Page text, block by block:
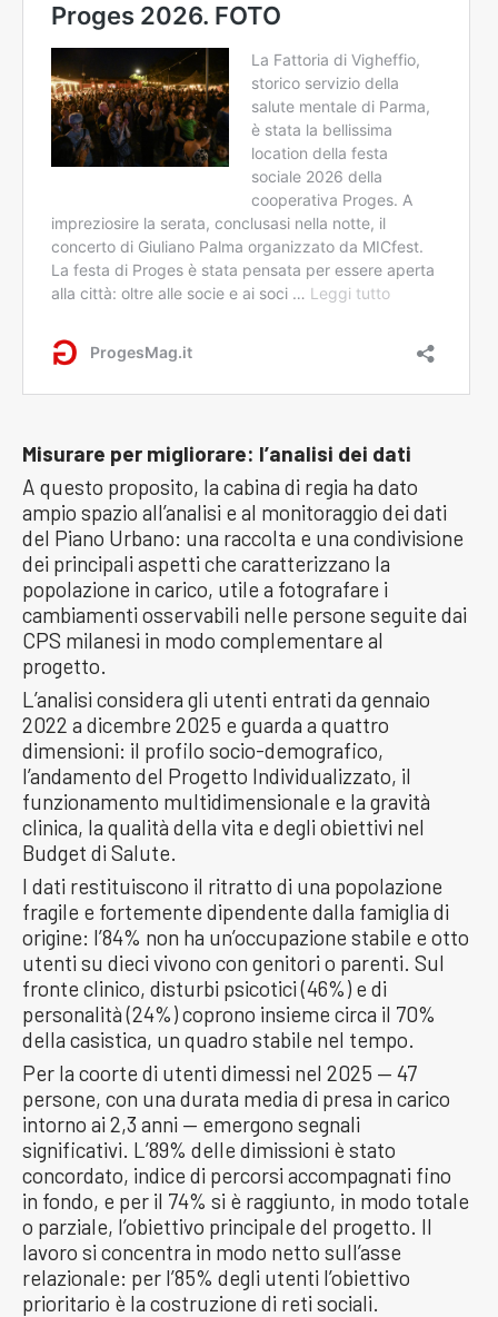
Misurare per migliorare: l’analisi dei dati
A questo proposito, la cabina di regia ha dato
ampio spazio all’analisi e al monitoraggio dei dati
del Piano Urbano: una raccolta e una condivisione
dei principali aspetti che caratterizzano la
popolazione in carico, utile a fotografare i
cambiamenti osservabili nelle persone seguite dai
CPS milanesi in modo complementare al
progetto.
L’analisi considera gli utenti entrati da gennaio
2022 a dicembre 2025 e guarda a quattro
dimensioni: il profilo socio-demografico,
l’andamento del Progetto Individualizzato, il
funzionamento multidimensionale e la gravità
clinica, la qualità della vita e degli obiettivi nel
Budget di Salute.
I dati restituiscono il ritratto di una popolazione
fragile e fortemente dipendente dalla famiglia di
origine: l’84% non ha un’occupazione stabile e otto
utenti su dieci vivono con genitori o parenti. Sul
fronte clinico, disturbi psicotici (46%) e di
personalità (24%) coprono insieme circa il 70%
della casistica, un quadro stabile nel tempo.
Per la coorte di utenti dimessi nel 2025 — 47
persone, con una durata media di presa in carico
intorno ai 2,3 anni — emergono segnali
significativi. L’89% delle dimissioni è stato
concordato, indice di percorsi accompagnati fino
in fondo, e per il 74% si è raggiunto, in modo totale
o parziale, l’obiettivo principale del progetto. Il
lavoro si concentra in modo netto sull’asse
relazionale: per l’85% degli utenti l’obiettivo
prioritario è la costruzione di reti sociali.